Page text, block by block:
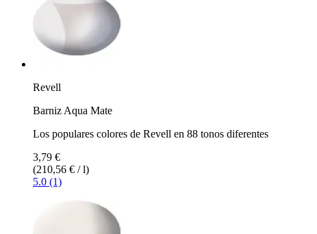
Revell
Barniz Aqua Mate
Los populares colores de Revell en 88 tonos diferentes
3,79 €
(210,56 € / l)
5.0 (1)